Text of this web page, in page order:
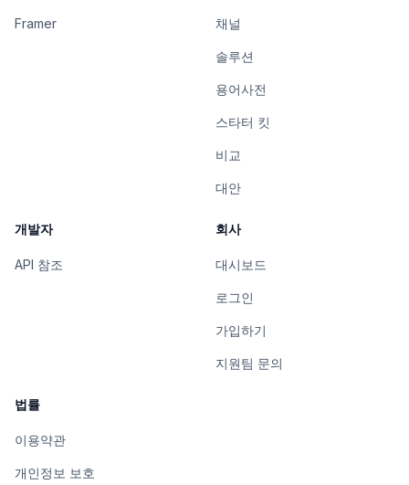
Framer 채널
솔루션
용어사전
스타터 킷
비교
대안
개발자
API 참조
회사
대시보드
로그인
가입하기
지원팀 문의
법률
이용약관
개인정보 보호